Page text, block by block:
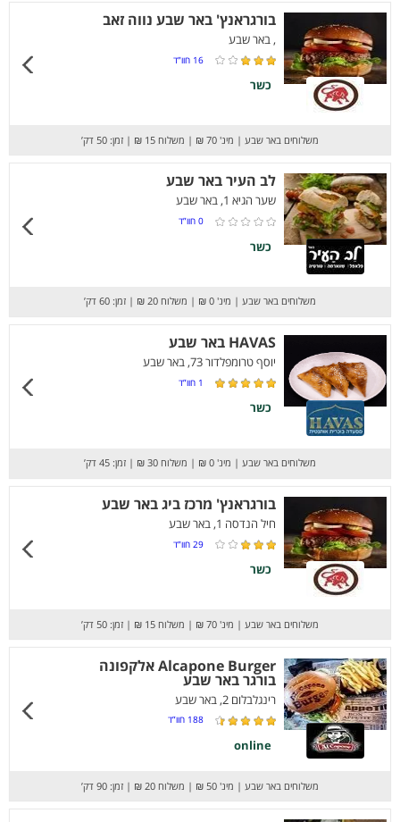
בורגראנץ' באר שבע נווה זאב
, באר שבע
16 חוו”ד
כשר
משלוחים באר שבע | מינ' 70 ₪ | משלוח 15 ₪ | זמן: 50 דק’
לב העיר באר שבע
שער הגיא 1, באר שבע
0 חוו”ד
כשר
משלוחים באר שבע | מינ' 0 ₪ | משלוח 20 ₪ | זמן: 60 דק’
HAVAS באר שבע
יוסף טרומפלדור 73, באר שבע
1 חוו”ד
כשר
משלוחים באר שבע | מינ' 0 ₪ | משלוח 30 ₪ | זמן: 45 דק’
בורגראנץ' מרכז ביג באר שבע
חיל הנדסה 1, באר שבע
29 חוו”ד
כשר
משלוחים באר שבע | מינ' 70 ₪ | משלוח 15 ₪ | זמן: 50 דק’
Alcapone Burger אלקפונה
בורגר באר שבע
רינגלבלום 2, באר שבע
188 חוו”ד
online
משלוחים באר שבע | מינ' 50 ₪ | משלוח 20 ₪ | זמן: 90 דק’